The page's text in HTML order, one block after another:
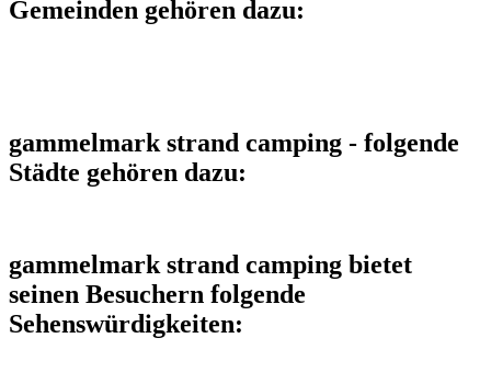
Gemeinden gehören dazu:
gammelmark strand camping - folgende
Städte gehören dazu:
gammelmark strand camping bietet
seinen Besuchern folgende
Sehenswürdigkeiten: